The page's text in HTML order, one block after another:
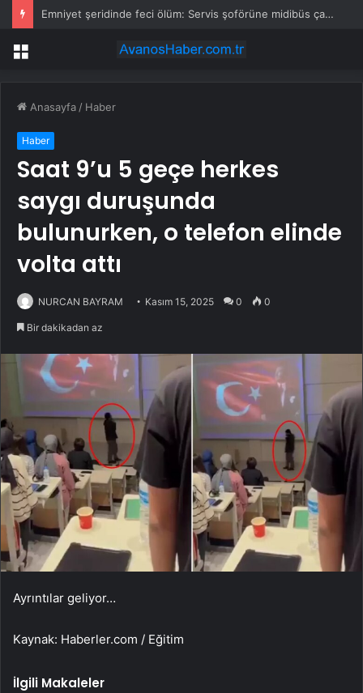
Emniyet şeridinde feci ölüm: Servis şoförüne midibüs çarptı
Menü
Anasayfa / Haber
Haber
Saat 9’u 5 geçe herkes
saygı duruşunda
bulunurken, o telefon elinde
volta attı
NURCAN BAYRAM Kasım 15, 2025 0 0
Bir dakikadan az
Ayrıntılar geliyor…
Kaynak: Haberler.com / Eğitim
İlgili Makaleler